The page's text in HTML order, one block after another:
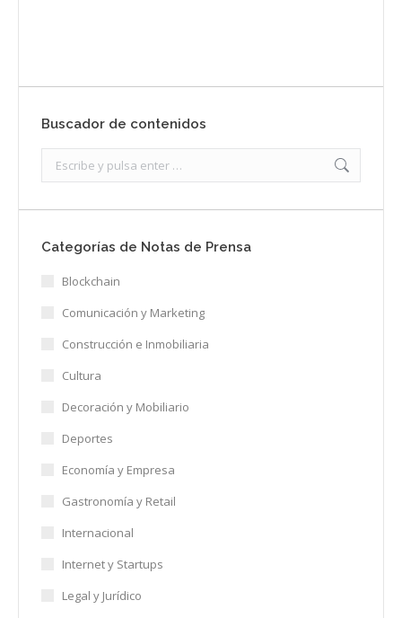
Buscador de contenidos
Categorías de Notas de Prensa
Blockchain
Comunicación y Marketing
Construcción e Inmobiliaria
Cultura
Decoración y Mobiliario
Deportes
Economía y Empresa
Gastronomía y Retail
Internacional
Internet y Startups
Legal y Jurídico